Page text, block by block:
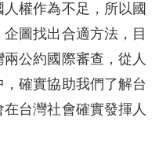
權作為不足，所以國
圖找出合適方法，目
公約國際審查，從人
確實協助我們了解台
台灣社會確實發揮人